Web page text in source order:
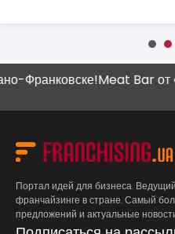
Meat Bar от
Портал идей для бизнеса.
франчайзинге в стране. Самый
предложений и актуальные